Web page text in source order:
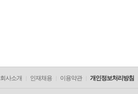
회사소개 인재채용 이용약관 개인정보처리방침